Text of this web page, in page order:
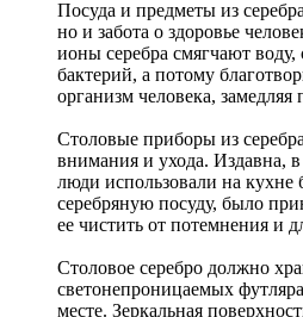
Посуда и предметы из
но и забота о здоровье
ионы серебра смягчают
бактерий, а потому
организм человека, замедляя
Столовые приборы из
внимания и ухода. Издавна,
люди использовали на кухне
серебряную посуду, было
ее чистить от потемнения и
Столовое серебро должно
светонепроницаемых
месте. Зеркальная